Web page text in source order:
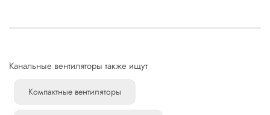
Канальные вентиляторы также ищут
Компактные вентиляторы